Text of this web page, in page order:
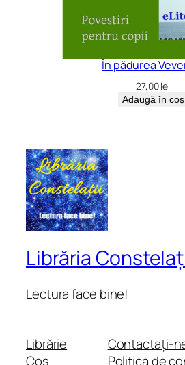
În pădurea
27,00lei
Adaugă în coș
Librăria
Lectura face bine!
Librărie
Coș
Contactați-
Politica de